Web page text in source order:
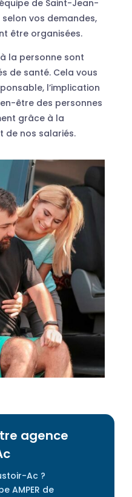
de Saint-Jean-
vos demandes,
être organisées.
la personne sont
de santé. Cela vous
l’implication
être des personnes
grâce à la
nos salariés.
agence
Ac ?
AMPER de